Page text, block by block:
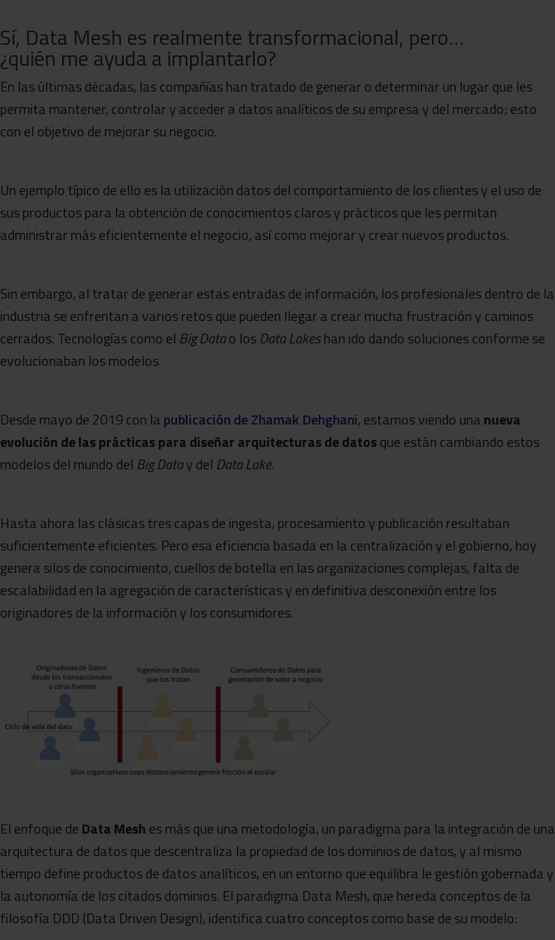
Sí, Data Mesh es realmente transformacional, pero…
¿quién me ayuda a implantarlo?
En las últimas décadas, las compañías han tratado de generar o determinar un lugar que les
permita mantener, controlar y acceder a datos analíticos de su empresa y del mercado; esto
con el objetivo de mejorar su negocio.
Un ejemplo típico de ello es la utilización datos del comportamiento de los clientes y el uso de
sus productos para la obtención de conocimientos claros y prácticos que les permitan
administrar más eficientemente el negocio, así como mejorar y crear nuevos productos.
Sin embargo, al tratar de generar estas entradas de información, los profesionales dentro de la
industria se enfrentan a varios retos que pueden llegar a crear mucha frustración y caminos
cerrados. Tecnologías como el Big Datao losData Lakeshan ido dando soluciones conforme se
evolucionaban los modelos.
Desde mayo de 2019 con lapublicación de Zhamak Dehghani, estamos viendo unanueva
evolución de las prácticas para diseñar arquitecturas de datosque están cambiando estos
modelos del mundo del Big Datay del Data Lake.
Hasta ahora las clásicas tres capas de ingesta, procesamiento y publicación resultaban
suficientemente eficientes. Pero esa eficiencia basada en la centralización y el gobierno, hoy
genera silos de conocimiento, cuellos de botella en las organizaciones complejas, falta de
escalabilidad en la agregación de características y en definitiva desconexión entre los
originadores de la información y los consumidores.
El enfoque deData Meshes más que una metodología, un paradigma para la integración de una
arquitectura de datos que descentraliza la propiedad de los dominios de datos, y al mismo
tiempo define productos de datos analíticos, en un entorno que equilibra le gestión gobernada y
la autonomía de los citados dominios. El paradigma Data Mesh, que hereda conceptos de la
filosofía DDD (Data Driven Design), identifica cuatro conceptos como base de su modelo: